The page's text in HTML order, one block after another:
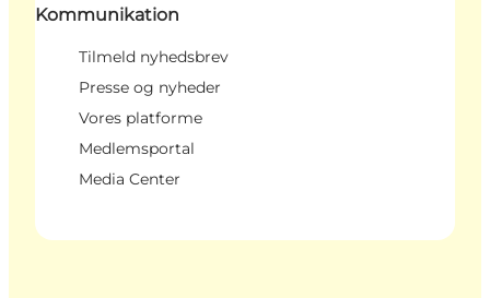
Kommunikation
Tilmeld nyhedsbrev
Presse og nyheder
Vores platforme
Medlemsportal
Media Center